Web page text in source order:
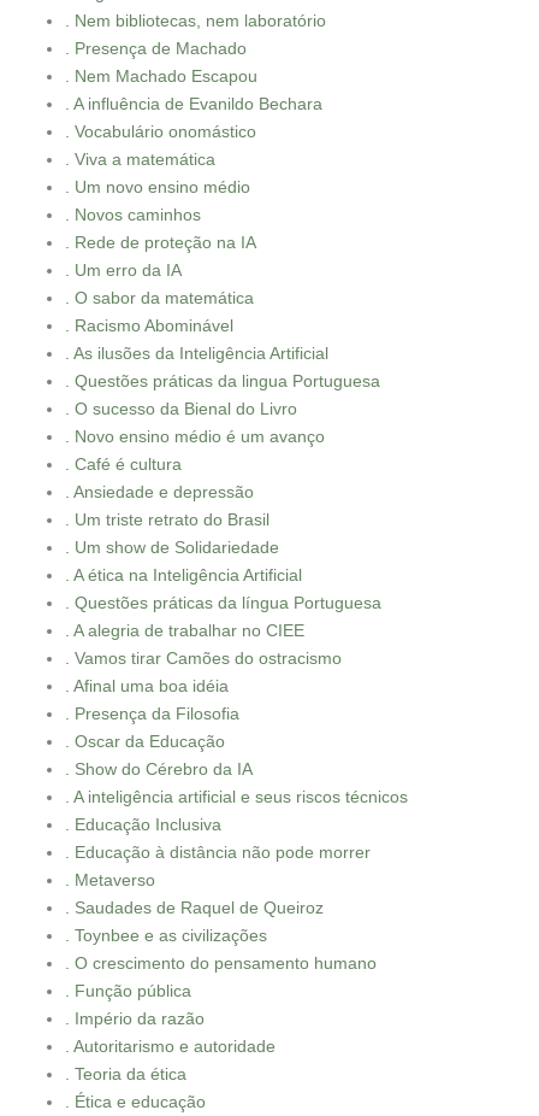
. Nem bibliotecas, nem laboratório
. Presença de Machado
. Nem Machado Escapou
. A influência de Evanildo Bechara
. Vocabulário onomástico
. Viva a matemática
. Um novo ensino médio
. Novos caminhos
. Rede de proteção na IA
. Um erro da IA
. O sabor da matemática
. Racismo Abominável
. As ilusões da Inteligência Artificial
. Questões práticas da lingua Portuguesa
. O sucesso da Bienal do Livro
. Novo ensino médio é um avanço
. Café é cultura
. Ansiedade e depressão
. Um triste retrato do Brasil
. Um show de Solidariedade
. A ética na Inteligência Artificial
. Questões práticas da língua Portuguesa
. A alegria de trabalhar no CIEE
. Vamos tirar Camões do ostracismo
. Afinal uma boa idéia
. Presença da Filosofia
. Oscar da Educação
. Show do Cérebro da IA
. A inteligência artificial e seus riscos técnicos
. Educação Inclusiva
. Educação à distância não pode morrer
. Metaverso
. Saudades de Raquel de Queiroz
. Toynbee e as civilizações
. O crescimento do pensamento humano
. Função pública
. Império da razão
. Autoritarismo e autoridade
. Teoria da ética
. Ética e educação